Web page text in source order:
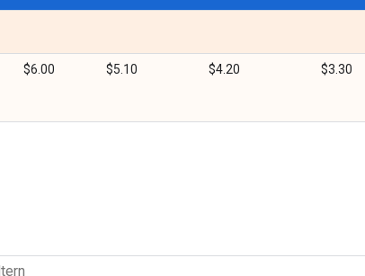
$6.00 $5.10 $4.20 $3.30